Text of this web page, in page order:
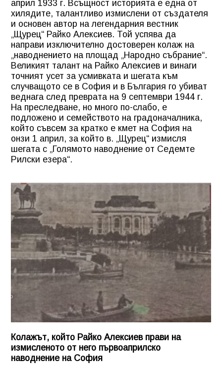
април 1933 г. Всъщност историята е една от
хилядите, талантливо измислени от създателя
и основен автор на легендарния вестник
„Щурец“ Райко Алексиев. Той успява да
направи изключително достоверен колаж на
„наводнението на площад „Народно събрание“.
Великият талант на Райко Алексиев и винаги
точният усет за усмивката и шегата към
случващото се в София и в България го убиват
веднага след преврата на 9 септември 1944 г.
На преследване, но много по-слабо, е
подложено и семейството на градоначалника,
който съвсем за кратко е кмет на София на
онзи 1 април, за който в. „Щурец“ измисля
шегата с „Голямото наводнение от Седемте
Рилски езера“.
Колажът, който Райко Алексиев прави на
измисленото от него първоаприлско
наводнение на София